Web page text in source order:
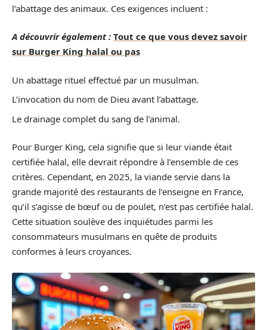
l’abattage des animaux. Ces exigences incluent :
A découvrir également : Tout ce que vous devez savoir
sur Burger King halal ou pas
Un abattage rituel effectué par un musulman.
L’invocation du nom de Dieu avant l’abattage.
Le drainage complet du sang de l’animal.
Pour Burger King, cela signifie que si leur viande était
certifiée halal, elle devrait répondre à l’ensemble de ces
critères. Cependant, en 2025, la viande servie dans la
grande majorité des restaurants de l’enseigne en France,
qu’il s’agisse de bœuf ou de poulet, n’est pas certifiée halal.
Cette situation soulève des inquiétudes parmi les
consommateurs musulmans en quête de produits
conformes à leurs croyances.